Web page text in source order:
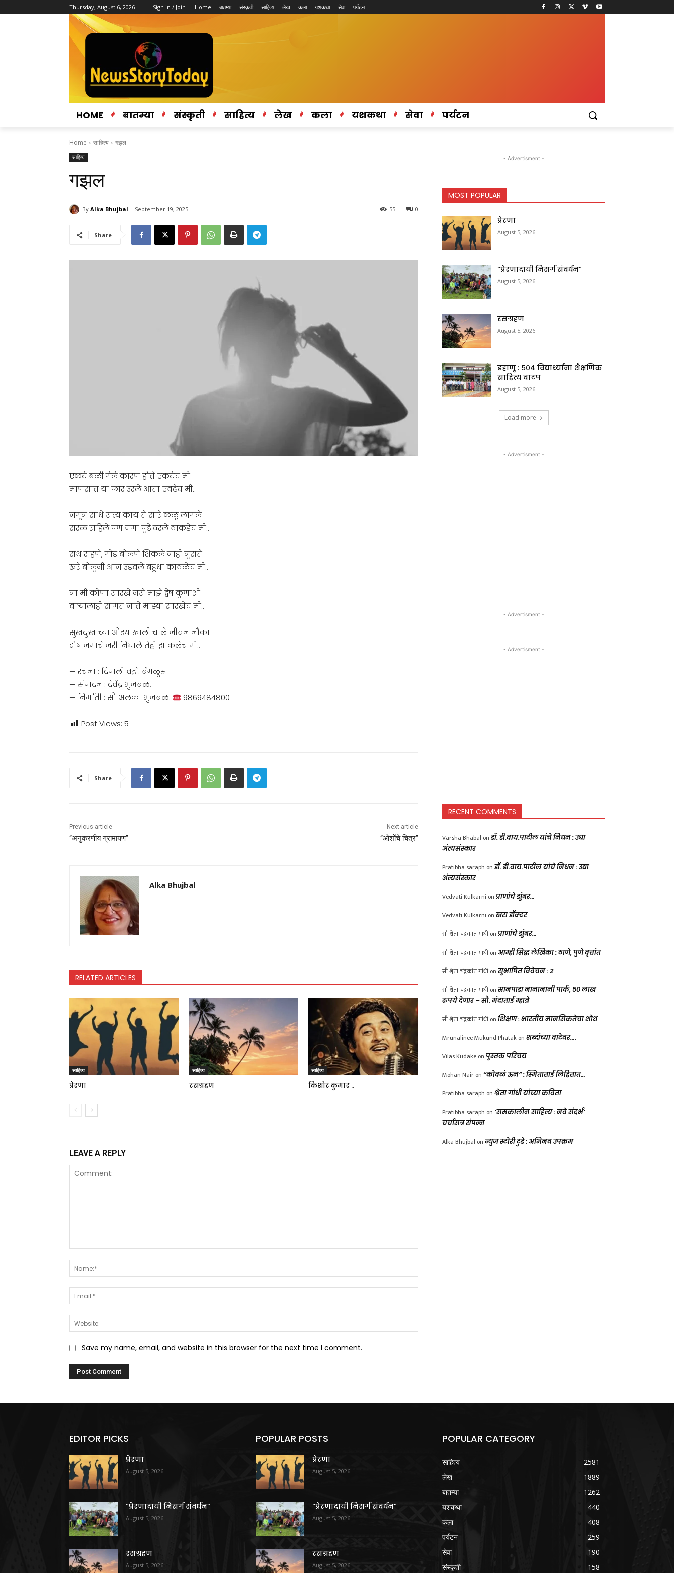
Thursday, August 6, 2026 Sign in / Join Home बातम्या संस्कृती साहित्य लेख कला यशकथा सेवा पर्यटन
HOME बातम्या संस्कृती साहित्य लेख कला यशकथा सेवा पर्यटन
Home साहित्य गझल
साहित्य
गझल
By Alka Bhujbal September 19, 2025 0
55
Share
एकटे बळी गेले कारण होते एकटेच मी
माणसात या फार उरले आता एवढेच मी..
जगून साधे सत्य काय ते सारे कळू लागले
सरळ राहिले पण जगा पुढे ठरले वाकडेच मी..
संथ राहणे, गोड बोलणे शिकले नाही नुसते
खरे बोलुनी आज उडवले बहुधा कावळेच मी..
ना मी कोणा सारखे नसे माझे द्वेष कुणाशी
वाऱ्यालाही सांगत जाते माझ्या सारखेच मी..
सुखदुःखांच्या ओझ्याखाली चाले जीवन नौका
दोष जगाचे जरी निघाले तेही झाकलेच मी..
— रचना : दिपाली वझे. बेंगळूरू
— संपादन : देवेंद्र भुजबळ.
— निर्माती : सौ अलका भुजबळ.
9869484800
Post Views: 5
Share
Previous article
“अनुकरणीय ग्रामायण”
Next article
“ओशोंचे चित्र”
Alka Bhujbal
RELATED ARTICLES
साहित्य
प्रेरणा
साहित्य
रसग्रहण
साहित्य
किशोर कुमार ..
LEAVE A REPLY
Save my name, email, and website in this browser for the next time I comment.
- Advertisment -
MOST POPULAR
प्रेरणा
August 5, 2026
“प्रेरणादायी निसर्ग संवर्धन”
August 5, 2026
रसग्रहण
August 5, 2026
डहाणू : ५०४ विद्यार्थ्यांना शैक्षणिक
साहित्य वाटप
August 5, 2026
Load more
- Advertisment -
- Advertisment -
- Advertisment -
RECENT COMMENTS
Varsha Bhabal on डॉ. डी.वाय.पाटील यांचे निधन : उद्या
अंत्यसंस्कार
Pratibha saraph on डॉ. डी.वाय.पाटील यांचे निधन : उद्या
अंत्यसंस्कार
Vedvati Kulkarni on प्राणांचे झुंबर…
Vedvati Kulkarni on खरा डॉक्टर
सौ श्वेता चंद्रकांत गांधी on प्राणांचे झुंबर…
सौ श्वेता चंद्रकांत गांधी on आम्ही सिद्ध लेखिका : ठाणे, पुणे वृत्तांत
सौ श्वेता चंद्रकांत गांधी on सुभाषित विवेचन : 2
सौ श्वेता चंद्रकांत गांधी on सानपाडा नानानानी पार्क, ५० लाख
रुपये देणार – सौ. मंदाताई म्हात्रे
सौ श्वेता चंद्रकांत गांधी on शिक्षण : भारतीय मानसिकतेचा शोध
Mrunalinee Mukund Phatak on शब्दांच्या वाटेवर….
Vilas Kudake on पुस्तक परिचय
Mohan Nair on “कोवळं ऊन” : स्मिताताई लिहितात…
Pratibha saraph on श्वेता गांधी यांच्या कविता
Pratibha saraph on ‘समकालीन साहित्य : नवे संदर्भ’
चर्चासत्र संपन्न
Alka Bhujbal on न्युज स्टोरी टुडे : अभिनव उपक्रम
EDITOR PICKS
प्रेरणा
August 5, 2026
“प्रेरणादायी निसर्ग संवर्धन”
August 5, 2026
रसग्रहण
August 5, 2026
POPULAR POSTS
प्रेरणा
August 5, 2026
“प्रेरणादायी निसर्ग संवर्धन”
August 5, 2026
रसग्रहण
August 5, 2026
POPULAR CATEGORY
साहित्य
2581
लेख
1889
बातम्या
1262
यशकथा
440
कला
408
पर्यटन
259
सेवा
190
संस्कृती
158